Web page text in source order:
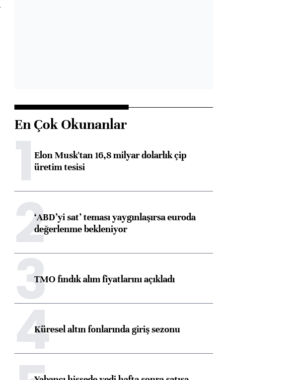
En Çok Okunanlar
1Elon Musk'tan 16,8 milyar dolarlık çip
üretim tesisi
2‘ABD’yi sat’ teması yaygınlaşırsa euroda
değerlenme bekleniyor
3TMO fındık alım fiyatlarını açıkladı
4Küresel altın fonlarında giriş sezonu